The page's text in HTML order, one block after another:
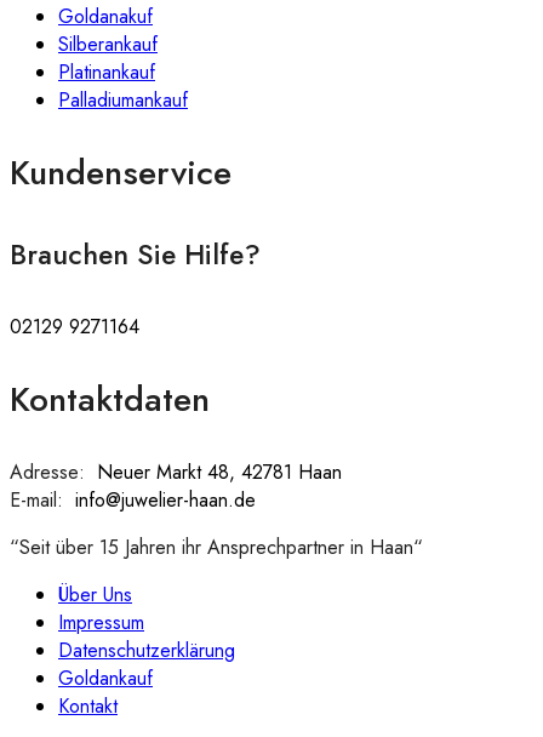
Goldanakuf
Silberankauf
Platinankauf
Palladiumankauf
Kundenservice
Brauchen Sie Hilfe?
02129 9271164
Kontaktdaten
Adresse: Neuer Markt 48, 42781 Haan
E-mail: info@juwelier-haan.de
“Seit über 15 Jahren ihr Ansprechpartner in Haan“
Über Uns
Impressum
Datenschutzerklärung
Goldankauf
Kontakt